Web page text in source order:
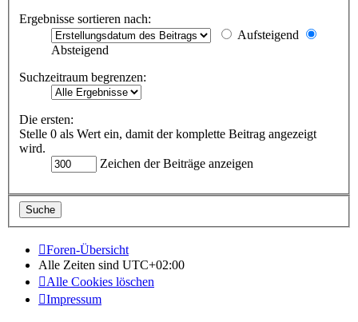
Ergebnisse sortieren nach:
Aufsteigend
Absteigend
Suchzeitraum begrenzen:
Die ersten:
Stelle 0 als Wert ein, damit der komplette Beitrag angezeigt
wird.
Zeichen der Beiträge anzeigen
Foren-Übersicht
Alle Zeiten sind UTC+02:00
Alle Cookies löschen
Impressum